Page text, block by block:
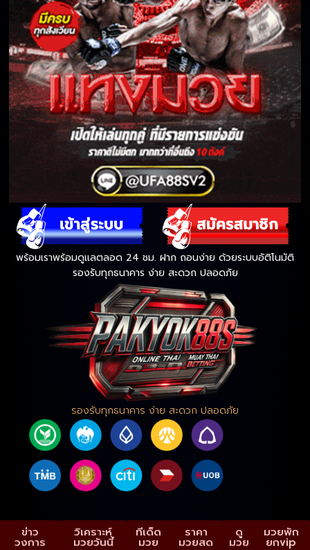
พร้อมเราพร้อมดูแลตลอด 24 ชม. ฝาก ถอนง่าย ด้วยระบบอัติโนมัติ
รองรับทุกธนาคาร ง่าย สะดวก ปลอดภัย
รองรับทุกธนาคาร ง่าย สะดวก ปลอดภัย
ข่าว
วงการ
วิเคราะห์
มวยวันนี้
ทีเด็ด
มวย
ราคา
มวยสด
ดู
มวย
มวยพัก
ยกvip